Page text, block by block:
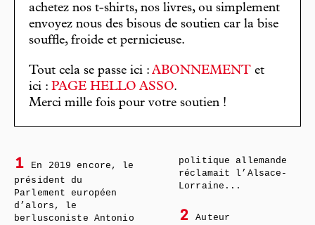
achetez nos t-shirts, nos livres, ou simplement
envoyez nous des bisous de soutien car la bise
souffle, froide et pernicieuse.
Tout cela se passe ici : ABONNEMENT et
ici : PAGE HELLO ASSO.
Merci mille fois pour votre soutien !
1
En 2019 encore, le
président du
Parlement européen
d’alors, le
berlusconiste Antonio
politique allemande
réclamait l’Alsace-
Lorraine...
2
Auteur